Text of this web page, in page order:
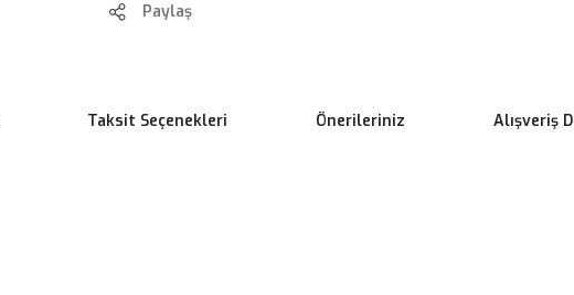
Paylaş
Taksit Seçenekleri Önerileriniz Alışveriş